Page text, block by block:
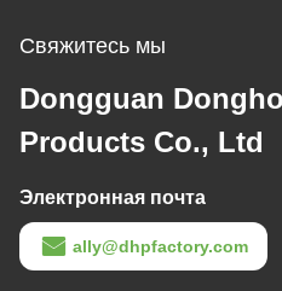
Свяжитесь мы
Dongguan
Products Co., Ltd
Электронная почта
ally@dhpfactory.com